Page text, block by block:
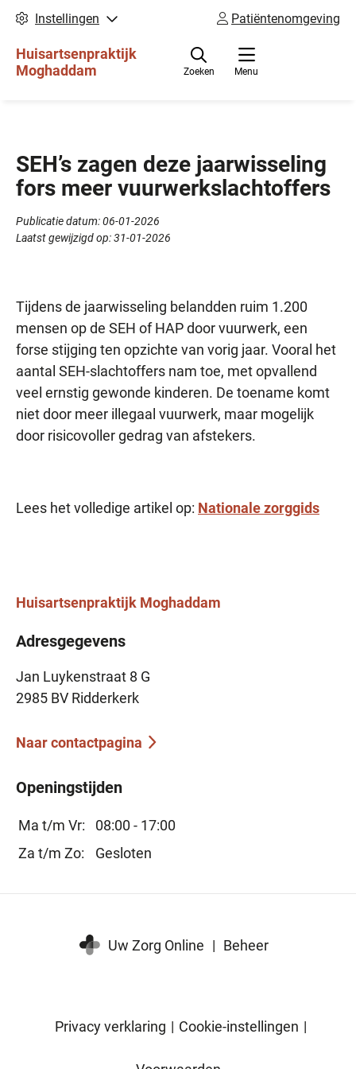
Instellingen Patiëntenomgeving
Huisartsenpraktijk
Moghaddam
Menu
Zoeken
SEH’s zagen deze jaarwisseling
fors meer vuurwerkslachtoffers
Publicatie datum:06-01-2026
Laatst gewijzigd op:31-01-2026
Tijdens de jaarwisseling belandden ruim 1.200
mensen op de SEH of HAP door vuurwerk, een
forse stijging ten opzichte van vorig jaar. Vooral het
aantal SEH-slachtoffers nam toe, met opvallend
veel ernstig gewonde kinderen. De toename komt
niet door meer illegaal vuurwerk, maar mogelijk
door risicovoller gedrag van afstekers.
Lees het volledige artikel op: Nationale zorggids
Huisartsenpraktijk Moghaddam
Adresgegevens
Jan Luykenstraat 8 G
2985 BV Ridderkerk
Naar contactpagina
Openingstijden
Ma t/m Vr:
08:00 - 17:00
Za t/m Zo:
Gesloten
Uw Zorg Online | Beheer
Privacy verklaring | Cookie-instellingen |